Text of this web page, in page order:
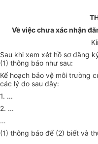
Về việc chưa xác nhận
Sau khi xem xét hồ sơ đăng
(1) thông báo như sau:
Kế hoạch bảo vệ môi trường
các lý do sau đây:
1. ...
2. ...
…
(1) thông báo để (2) biết và